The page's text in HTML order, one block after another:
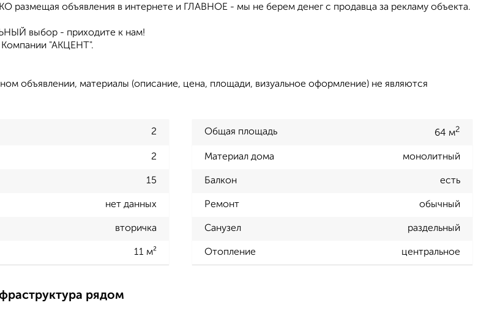
размещая объявления в интернете и ГЛАВНОЕ - мы не берем денег с продавца за рекламу объекта.
выбор - приходите к нам!
"АКЦЕНТ".
объявлении, материалы (описание, цена, площади, визуальное оформление) не являются
2 Общая площадь 64 м2
2 Материал дома монолитный
15 Балкон есть
нет данных Ремонт обычный
вторичка Санузел раздельный
11 м² Отопление центральное
рядом